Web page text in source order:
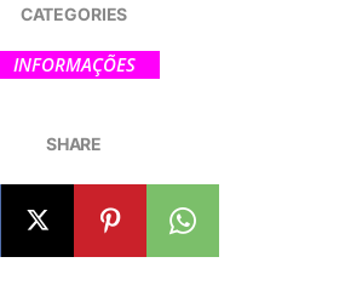
CATEGORIES
INFORMAÇÕES
SHARE